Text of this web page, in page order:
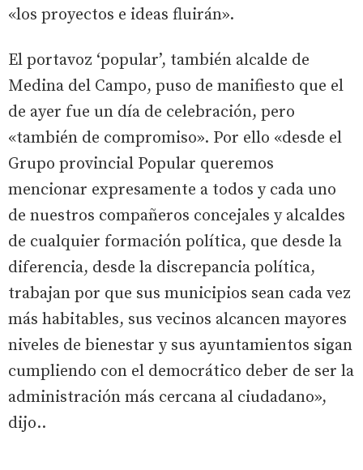
«los proyectos e ideas fluirán».
El portavoz ‘popular’, también alcalde de
Medina del Campo, puso de manifiesto que el
de ayer fue un día de celebración, pero
«también de compromiso». Por ello «desde el
Grupo provincial Popular queremos
mencionar expresamente a todos y cada uno
de nuestros compañeros concejales y alcaldes
de cualquier formación política, que desde la
diferencia, desde la discrepancia política,
trabajan por que sus municipios sean cada vez
más habitables, sus vecinos alcancen mayores
niveles de bienestar y sus ayuntamientos sigan
cumpliendo con el democrático deber de ser la
administración más cercana al ciudadano»,
dijo..